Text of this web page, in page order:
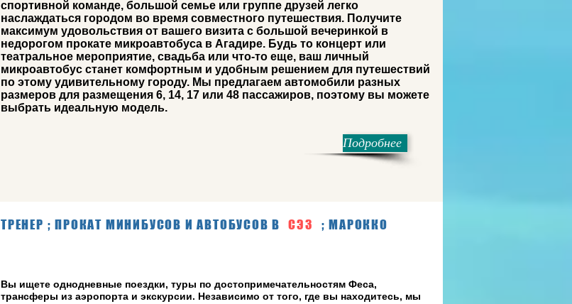
спортивной команде, большой семье или группе друзей легко
наслаждаться городом во время совместного путешествия. Получите
максимум удовольствия от вашего визита с большой вечеринкой в
недорогом прокате микроавтобуса в Агадире. Будь то концерт или
театральное мероприятие, свадьба или что-то еще, ваш личный
микроавтобус станет комфортным и удобным решением для путешествий
по этому удивительному городу. Мы предлагаем автомобили разных
размеров для размещения 6, 14, 17 или 48 пассажиров, поэтому вы можете
выбрать идеальную модель.
Подробнее
ТРЕНЕР ; ПРОКАТ МИНИБУСОВ И АВТОБУСОВ В СЭЗ ; МАРОККО
Вы ищете однодневные поездки, туры по достопримечательностям Феса,
трансферы из аэропорта и экскурсии. Независимо от того, где вы находитесь, мы